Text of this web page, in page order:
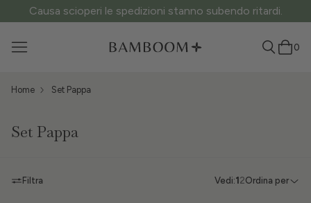
Causa scioperi le spedizioni stanno subendo ritardi.
0
Home Set Pappa
Set Pappa
Filtra Vedi:1 2Ordina per